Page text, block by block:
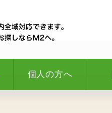
個人の方へ